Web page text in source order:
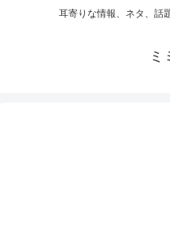
耳寄りな情報、ネタ、話
ミ